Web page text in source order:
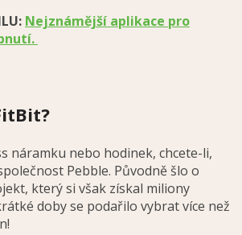
Nejznámější aplikace pro
náramku nebo hodinek, chcete-li,
Pebble. Původně šlo o
který si však získal miliony
doby se podařilo vybrat více než